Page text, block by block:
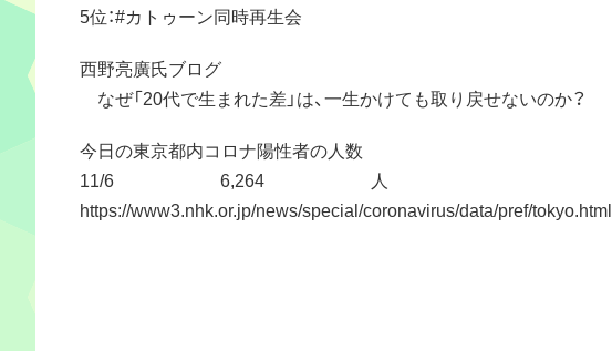
5位：#カトゥーン同時再生会
西野亮廣氏ブログ
なぜ「20代で生まれた差」は、一生かけても取り戻せないのか？
今日の東京都内コロナ陽性者の人数
11/6 6,264 人
https://www3.nhk.or.jp/news/special/coronavirus/data/pref/tokyo.html